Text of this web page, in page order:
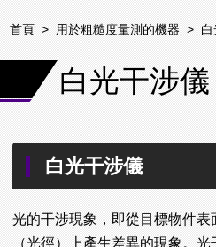
首頁 > 用於粗糙度量測的機器 >
白光干涉儀
白光干涉儀
光的干涉現象，即從目標物件
（光徑）上產生差異的現象。